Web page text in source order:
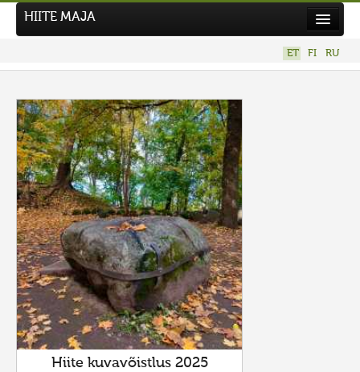
Tööd
Hiied
Uudised
Tegutse
Kuvavõistlused
UUS KUVAVÕISTLUS
Hiite kuvavõistlus 2026
VANEMAD KUVAVÕISTLUSED
Kontakt
HIITE MAJA
ET FI RU
Hiite kuvavõistlus 2025